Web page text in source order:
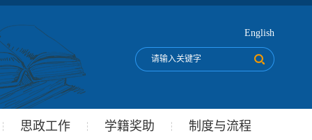
English
思政工作 学籍奖助 制度与流程